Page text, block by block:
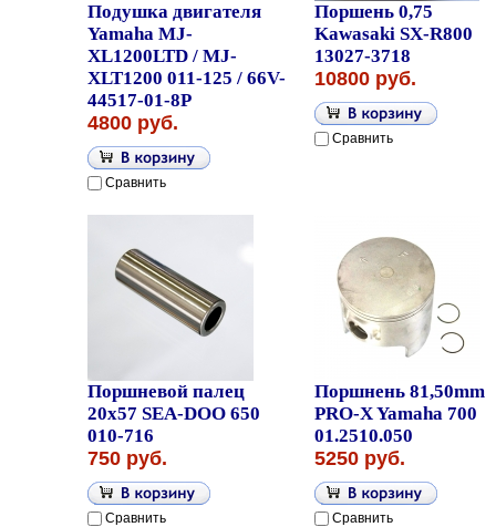
Подушка двигателя
Yamaha MJ-
XL1200LTD / MJ-
XLT1200 011-125 / 66V-
44517-01-8P
4800 руб.
Сравнить
Поршень 0,75
Kawasaki SX-R800
13027-3718
10800 руб.
Сравнить
Поршневой палец
20x57 SEA-DOO 650
010-716
750 руб.
Сравнить
Поршнень 81,50mm
PRO-X Yamaha 700
01.2510.050
5250 руб.
Сравнить